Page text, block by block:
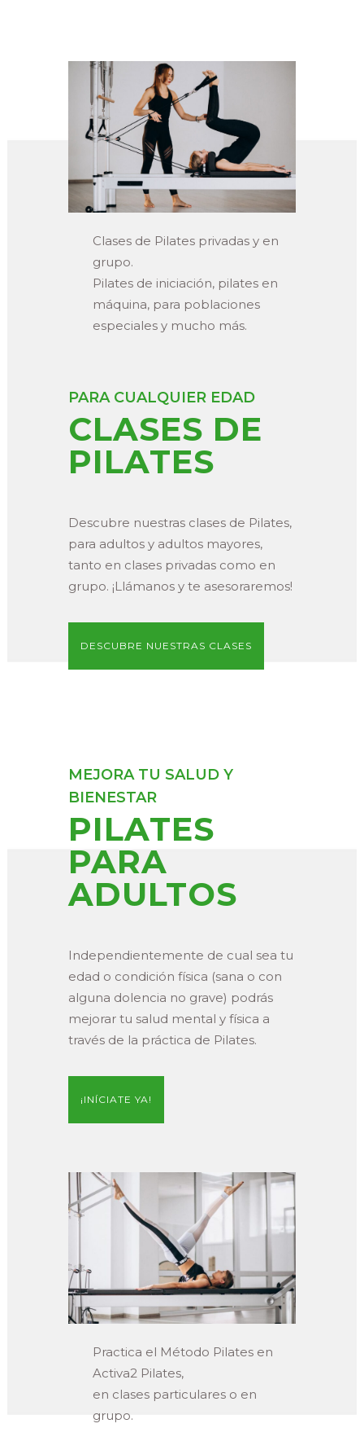
Clases de Pilates privadas y en
grupo.
Pilates de iniciación, pilates en
máquina, para poblaciones
especiales y mucho más.
PARA CUALQUIER EDAD
CLASES DE
PILATES
Descubre nuestras clases de Pilates,
para adultos y adultos mayores,
tanto en clases privadas como en
grupo. ¡Llámanos y te asesoraremos!
DESCUBRE NUESTRAS CLASES
MEJORA TU SALUD Y
BIENESTAR
PILATES
PARA
ADULTOS
Independientemente de cual sea tu
edad o condición física (sana o con
alguna dolencia no grave) podrás
mejorar tu salud mental y física a
través de la práctica de Pilates.
¡INÍCIATE YA!
Practica el Método Pilates en
Activa2 Pilates,
en clases particulares o en
grupo.